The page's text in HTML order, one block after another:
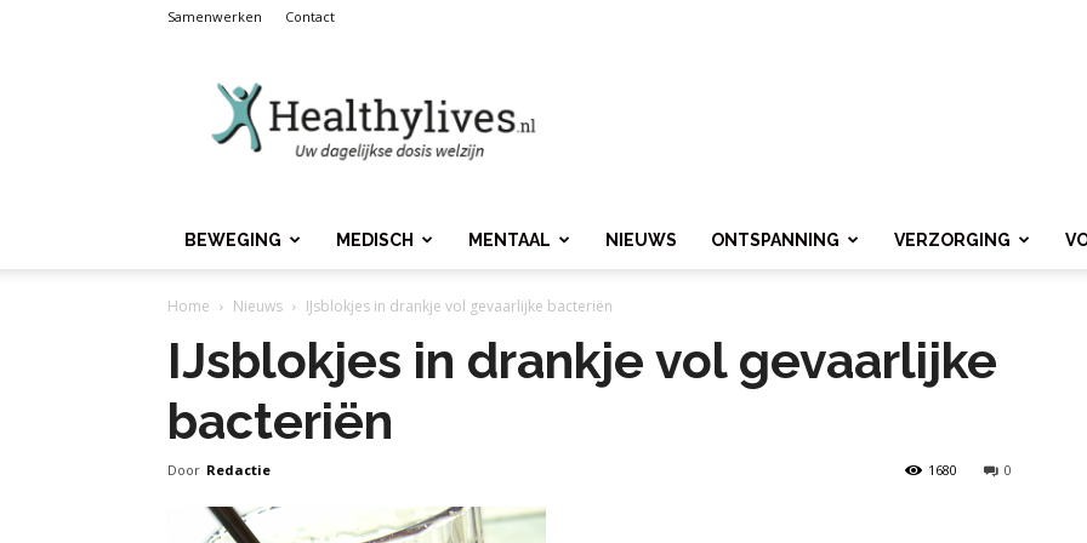
Samenwerken Contact
BEWEGING MEDISCH MENTAAL NIEUWS ONTSPANNING VERZORGING
Home Nieuws IJsblokjes in drankje vol gevaarlijke bacteriën
IJsblokjes in drankje vol gevaarlijke
bacteriën
Door Redactie 0
1680